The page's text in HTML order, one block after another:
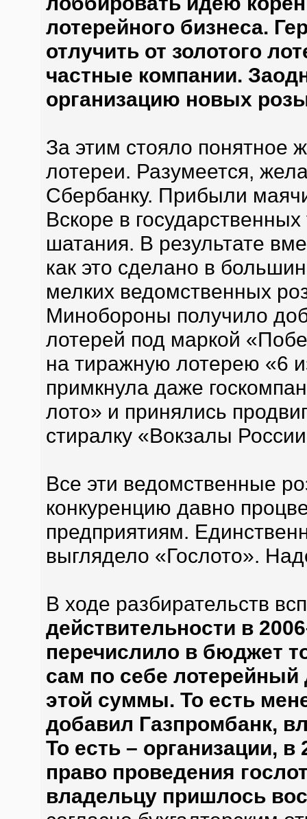
лотерейного бизнеса.
отлучить от золотого
частные компании.
организацию новых
За этим стояло понятное
лотереи. Разумеется,
Сбербанку. Прибыли
Вскоре в
шатания. В результате
как это сделано в
мелких ведомственных
Минобороны получило
лотерей под маркой
на тиражную лотерею «6
примкнула даже
лото» и принялись
стиралку «Вокзалы
Все эти ведомственные
конкуренцию давно
предприятиям.
выглядело «Гослото».
В ходе разбирательств
действительности в
перечислило в бюджет
сам по себе лотерейный
этой суммы. То есть
добавил Газпромбанк,
То есть – организации,
право проведения
владельцу пришлось